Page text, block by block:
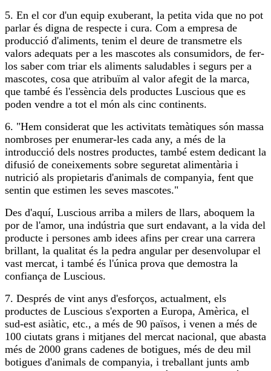
5. En el cor d'un equip exuberant, la petita vida que no pot
parlar és digna de respecte i cura. Com a empresa de
producció d'aliments, tenim el deure de transmetre els
valors adequats per a les mascotes als consumidors, de fer-
los saber com triar els aliments saludables i segurs per a
mascotes, cosa que atribuïm al valor afegit de la marca,
que també és l'essència dels productes Luscious que es
poden vendre a tot el món als cinc continents.
6. "Hem considerat que les activitats temàtiques són massa
nombroses per enumerar-les cada any, a més de la
introducció dels nostres productes, també estem dedicant la
difusió de coneixements sobre seguretat alimentària i
nutrició als propietaris d'animals de companyia, fent que
sentin que estimen les seves mascotes."
Des d'aquí, Luscious arriba a milers de llars, aboquem la
por de l'amor, una indústria que surt endavant, a la vida del
producte i persones amb idees afins per crear una carrera
brillant, la qualitat és la pedra angular per desenvolupar el
vast mercat, i també és l'única prova que demostra la
confiança de Luscious.
7. Després de vint anys d'esforços, actualment, els
productes de Luscious s'exporten a Europa, Amèrica, el
sud-est asiàtic, etc., a més de 90 països, i venen a més de
100 ciutats grans i mitjanes del mercat nacional, que abasta
més de 2000 grans cadenes de botigues, més de deu mil
botigues d'animals de companyia, i treballant junts amb